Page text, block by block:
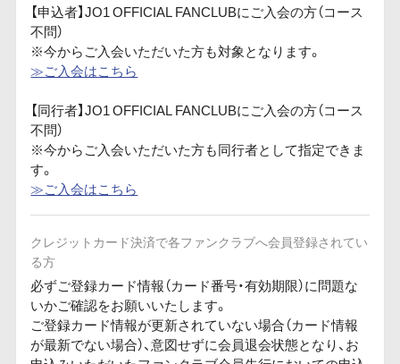
【申込者】JO1 OFFICIAL FANCLUBにご入会の方（コース
不問）
※今からご入会いただいた方も対象となります。
≫ご入会はこちら
【同行者】JO1 OFFICIAL FANCLUBにご入会の方（コース
不問）
※今からご入会いただいた方も同行者として指定できま
す。
≫ご入会はこちら
クレジットカード決済で各ファンクラブへ会員登録されてい
る方
必ずご登録カード情報（カード番号・有効期限）に問題な
いかご確認をお願いいたします。
ご登録カード情報が更新されていない場合（カード情報
が最新でない場合）、意図せずに会員退会状態となり、お